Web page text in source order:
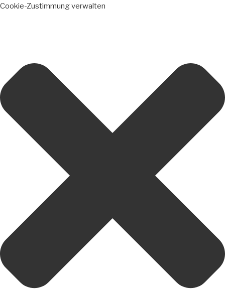
Cookie-Zustimmung verwalten